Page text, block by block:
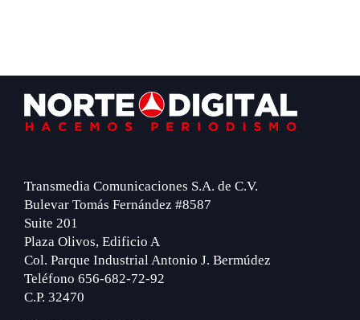
Footer
Transmedia Comunicaciones S.A. de C.V.
Bulevar Tomás Fernández #8587
Suite 201
Plaza Olivos, Edificio A
Col. Parque Industrial Antonio J. Bermúdez
Teléfono 656-682-72-92
C.P. 32470